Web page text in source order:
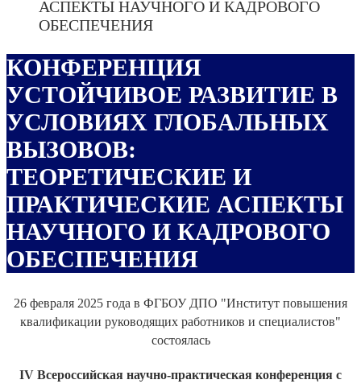
АСПЕКТЫ НАУЧНОГО И КАДРОВОГО
ОБЕСПЕЧЕНИЯ
КОНФЕРЕНЦИЯ
УСТОЙЧИВОЕ РАЗВИТИЕ В
УСЛОВИЯХ ГЛОБАЛЬНЫХ
ВЫЗОВОВ:
ТЕОРЕТИЧЕСКИЕ И
ПРАКТИЧЕСКИЕ АСПЕКТЫ
НАУЧНОГО И КАДРОВОГО
ОБЕСПЕЧЕНИЯ
26 февраля 2025 года в ФГБОУ ДПО "Институт повышения
квалификации руководящих работников и специалистов"
состоялась
IV Всероссийская научно-практическая конференция с